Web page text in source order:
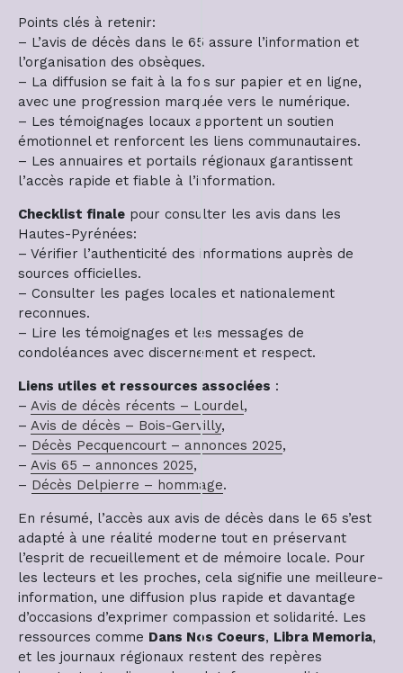
Points clés à retenir:
– L’avis de décès dans le 65 assure l’information et
l’organisation des obsèques.
– La diffusion se fait à la fois sur papier et en ligne,
avec une progression marquée vers le numérique.
– Les témoignages locaux apportent un soutien
émotionnel et renforcent les liens communautaires.
– Les annuaires et portails régionaux garantissent
l’accès rapide et fiable à l’information.
Checklist finale pour consulter les avis dans les
Hautes-Pyrénées:
– Vérifier l’authenticité des informations auprès de
sources officielles.
– Consulter les pages locales et nationalement
reconnues.
– Lire les témoignages et les messages de
condoléances avec discernement et respect.
Liens utiles et ressources associées :
– Avis de décès récents – Lourdel,
– Avis de décès – Bois-Gervilly,
– Décès Pecquencourt – annonces 2025,
– Avis 65 – annonces 2025,
– Décès Delpierre – hommage.
En résumé, l’accès aux avis de décès dans le 65 s’est
adapté à une réalité moderne tout en préservant
l’esprit de recueillement et de mémoire locale. Pour
les lecteurs et les proches, cela signifie une meilleure-
information, une diffusion plus rapide et davantage
d’occasions d’exprimer compassion et solidarité. Les
ressources comme Dans Nos Coeurs, Libra Memoria,
et les journaux régionaux restent des repères